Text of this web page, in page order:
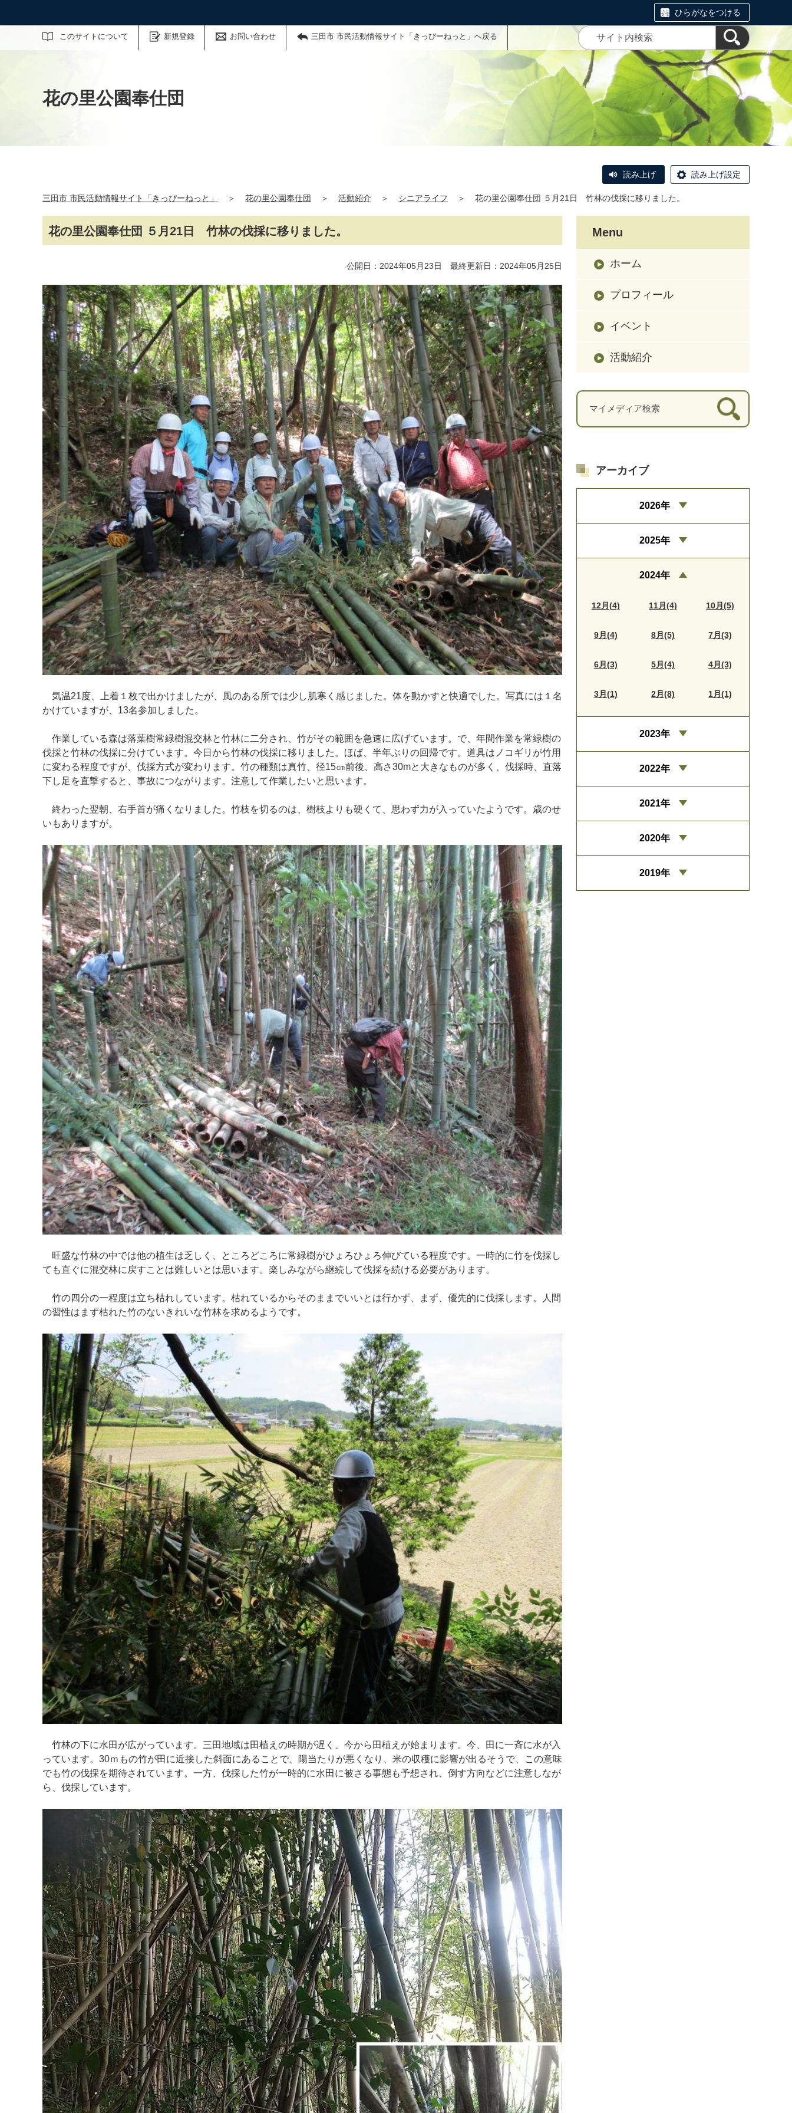
ひらがなをつける
このサイトについて 新規登録 お問い合わせ 三田市 市民活動情報サイト「きっぴーねっと」へ戻る
サイト内検索
花の里公園奉仕団
読み上げ 読み上げ設定
三田市 市民活動情報サイト「きっぴーねっと」 ＞ 花の里公園奉仕団 ＞ 活動紹介 ＞ シニアライフ ＞ 花の里公園奉仕団 ５月21日 竹林の伐採に移りました。
花の里公園奉仕団 ５月21日 竹林の伐採に移りました。
公開日：2024年05月23日 最終更新日：2024年05月25日
気温21度、上着１枚で出かけましたが、風のある所では少し肌寒く感じました。体を動かすと快適でした。写真には１名
かけていますが、13名参加しました。
作業している森は落葉樹常緑樹混交林と竹林に二分され、竹がその範囲を急速に広げています。で、年間作業を常緑樹の
伐採と竹林の伐採に分けています。今日から竹林の伐採に移りました。ほば、半年ぶりの回帰です。道具はノコギリが竹用
に変わる程度ですが、伐採方式が変わります。竹の種類は真竹、径15㎝前後、高さ30mと大きなものが多く、伐採時、直落
下し足を直撃すると、事故につながります。注意して作業したいと思います。
終わった翌朝、右手首が痛くなりました。竹枝を切るのは、樹枝よりも硬くて、思わず力が入っていたようです。歳のせ
いもありますが。
旺盛な竹林の中では他の植生は乏しく、ところどころに常緑樹がひょろひょろ伸びている程度です。一時的に竹を伐採し
ても直ぐに混交林に戻すことは難しいとは思います。楽しみながら継続して伐採を続ける必要があります。
竹の四分の一程度は立ち枯れしています。枯れているからそのままでいいとは行かず、まず、優先的に伐採します。人間
の習性はまず枯れた竹のないきれいな竹林を求めるようです。
竹林の下に水田が広がっています。三田地域は田植えの時期が遅く、今から田植えが始まります。今、田に一斉に水が入
っています。30ｍもの竹が田に近接した斜面にあることで、陽当たりが悪くなり、米の収穫に影響が出るそうで、この意味
でも竹の伐採を期待されています。一方、伐採した竹が一時的に水田に被さる事態も予想され、倒す方向などに注意しなが
ら、伐採しています。
Menu
ホーム
プロフィール
イベント
活動紹介
マイメディア検索
アーカイブ
2026年
2025年
2024年
12月(4) 11月(4) 10月(5)
9月(4) 8月(5) 7月(3)
6月(3) 5月(4) 4月(3)
3月(1) 2月(8) 1月(1)
2023年
2022年
2021年
2020年
2019年